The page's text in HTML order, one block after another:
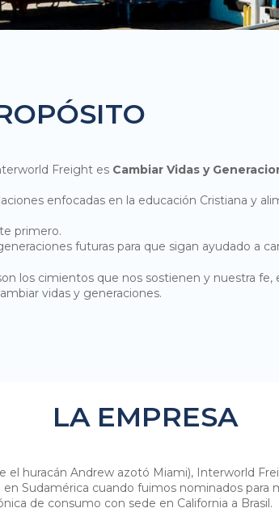
Freight es Cambiar Vidas y
enfocadas en la educación Cristiana y
primero.
futuras para que sigan ayudado a
los cimientos que nos sostienen y nuestra
vidas y generaciones.
LA EMPRESA
el huracán Andrew azotó Miami), Interworld
Sudamérica cuando fuimos nominados para
de consumo con sede en California a Brasil.